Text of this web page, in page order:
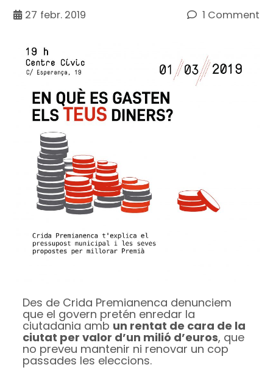
27 febr. 2019 1 Comment
Des de Crida Premianenca denunciem
que el govern pretén enredar la
ciutadania amb un rentat de cara de la
ciutat per valor d’un milió d’euros, que
no preveu mantenir ni renovar un cop
passades les eleccions.